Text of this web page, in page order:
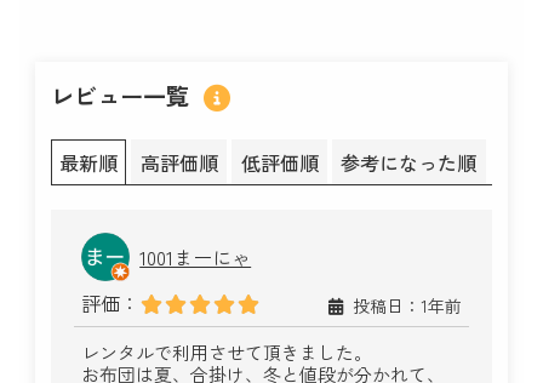
レビュー一覧
最新順 高評価順 低評価順 参考になった順
1001まーにゃ
評価：
投稿日：1年前
レンタルで利用させて頂きました。
お布団は夏、合掛け、冬と値段が分かれて、